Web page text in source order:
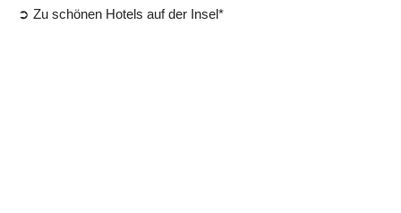
➲ Zu schönen Hotels auf der Insel*